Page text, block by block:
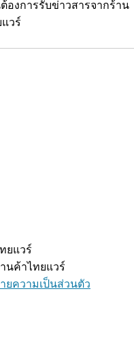
องการรับข่าวสารจากร้าน
วร์
ยแวร์
นค้าไทยแวร์
ยความเป็นส่วนตัว